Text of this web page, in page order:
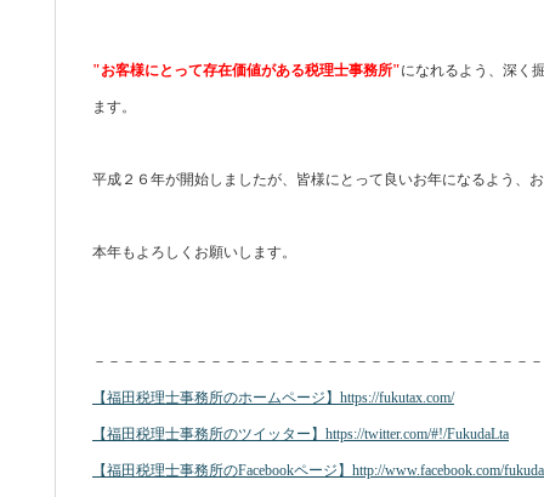
"お客様にとって存在価値がある税理士事務所"になれるよう、深く
ます。
平成２６年が開始しましたが、皆様にとって良いお年になるよう、
本年もよろしくお願いします。
－－－－－－－－－－－－－－－－－－－－－－－－－－－－－－
【福田税理士事務所のホームページ】https://fukutax.com/
【福田税理士事務所のツイッター】https://twitter.com/#!/FukudaLta
【福田税理士事務所のFacebookページ】http://www.facebook.com/